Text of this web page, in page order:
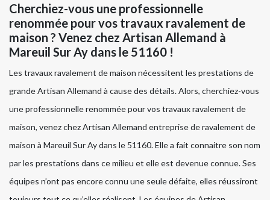
Cherchiez-vous une professionnelle
renommée pour vos travaux ravalement de
maison ? Venez chez Artisan Allemand à
Mareuil Sur Ay dans le 51160 !
Les travaux ravalement de maison nécessitent les prestations de
grande Artisan Allemand à cause des détails. Alors, cherchiez-vous
une professionnelle renommée pour vos travaux ravalement de
maison, venez chez Artisan Allemand entreprise de ravalement de
maison à Mareuil Sur Ay dans le 51160. Elle a fait connaitre son nom
par les prestations dans ce milieu et elle est devenue connue. Ses
équipes n’ont pas encore connu une seule défaite, elles réussiront